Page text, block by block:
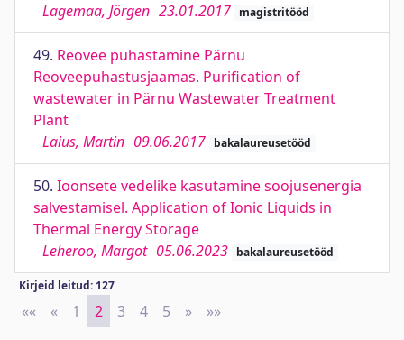
Lagemaa, Jörgen 23.01.2017 magistritööd
49. Reovee puhastamine Pärnu
Reoveepuhastusjaamas. Purification of
wastewater in Pärnu Wastewater Treatment
Plant
Laius, Martin 09.06.2017 bakalaureusetööd
50. Ioonsete vedelike kasutamine soojusenergia
salvestamisel. Application of Ionic Liquids in
Thermal Energy Storage
Leheroo, Margot 05.06.2023 bakalaureusetööd
Kirjeid leitud: 127
«« First
« Previous
1 2 3 4 5 » Next
»»